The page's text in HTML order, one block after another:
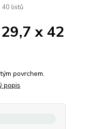
40 listů
x 42
povrchem.
popis